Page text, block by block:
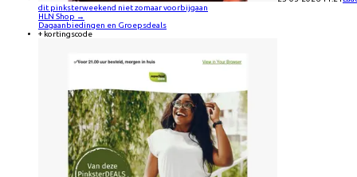
dit pinksterweekend niet zomaar voorbijgaan
HLN Shop →
Dagaanbiedingen en Groepsdeals
+ kortingscode